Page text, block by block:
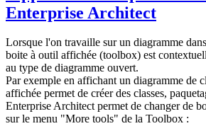
Enterprise Architect
Lorsque l'on travaille sur un diagramme
boite à outil affichée (toolbox) est
au type de diagramme ouvert.
Par exemple en affichant un diagramme de
affichée permet de créer des classes,
Enterprise Architect permet de changer de
sur le menu "More tools" de la Toolbox :